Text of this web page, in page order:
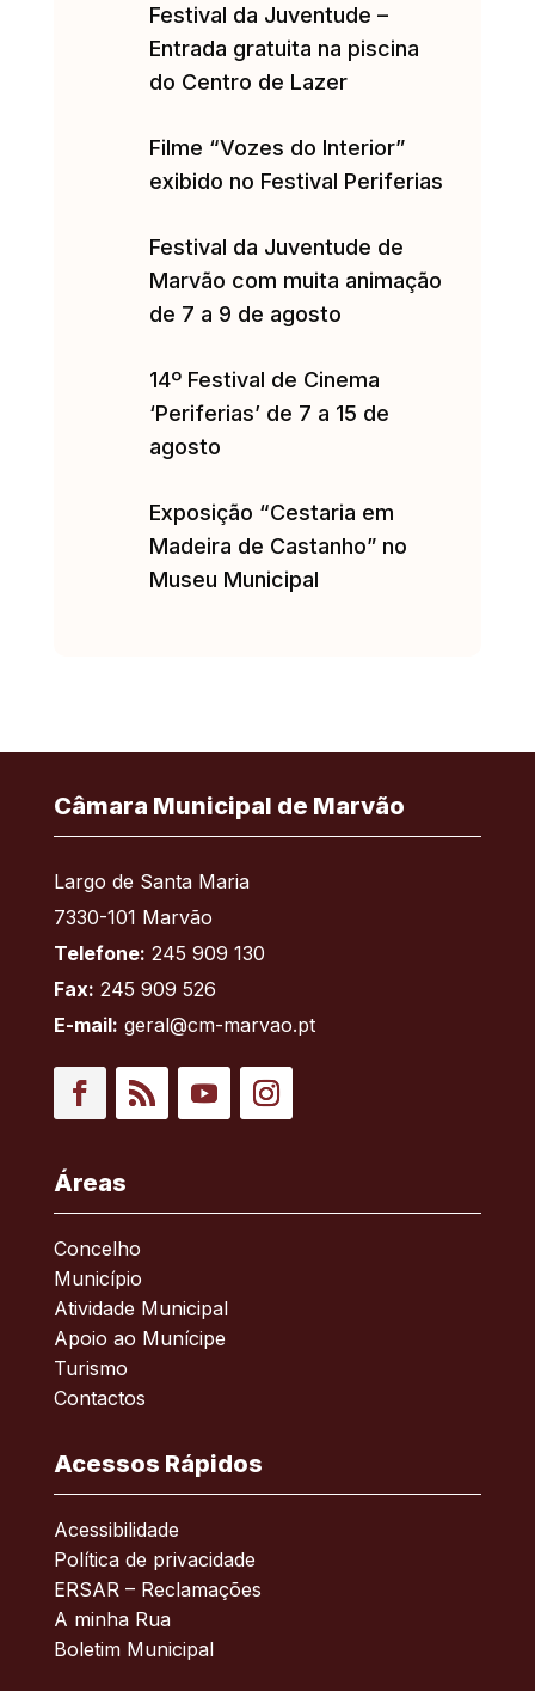
Festival da Juventude –
Entrada gratuita na piscina
do Centro de Lazer
Filme “Vozes do Interior”
exibido no Festival Periferias
Festival da Juventude de
Marvão com muita animação
de 7 a 9 de agosto
14º Festival de Cinema
‘Periferias’ de 7 a 15 de
agosto
Exposição “Cestaria em
Madeira de Castanho” no
Museu Municipal
Câmara Municipal de Marvão
Largo de Santa Maria
7330-101 Marvão
Telefone: 245 909 130
Fax: 245 909 526
E-mail: geral@cm-marvao.pt
Áreas
Concelho
Município
Atividade Municipal
Apoio ao Munícipe
Turismo
Contactos
Acessos Rápidos
Acessibilidade
Política de privacidade
ERSAR – Reclamações
A minha Rua
Boletim Municipal